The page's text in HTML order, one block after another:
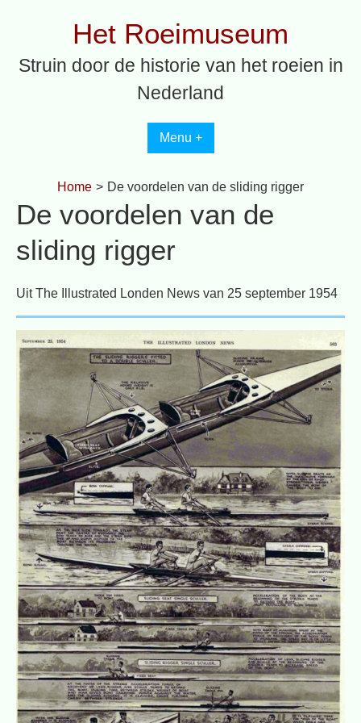
Het Roeimuseum
Struin door de historie van het roeien in
Nederland
Menu +
Home > De voordelen van de sliding rigger
De voordelen van de
sliding rigger
Uit The Illustrated Londen News van 25 september 1954